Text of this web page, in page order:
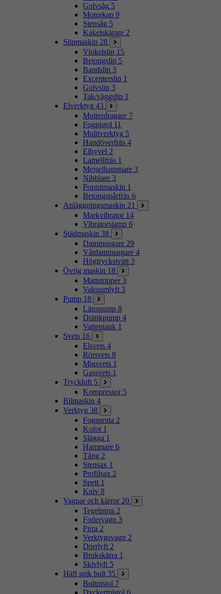
Golvsåg 5
Motorkap 9
Stensåg 5
Kakelskärare 2
Slipmaskin 28
Vinkelslip 15
Betongslip 5
Bandslip 3
Excenterslip 1
Golvslip 3
Tak/väggslip 1
Elverktyg 43
Mutterdragare 7
Fogpistol 11
Multiverktyg 5
Handöverfräs 4
Elhyvel 2
Lamellfräs 1
Mejselhammare 3
Nibblare 3
Popnitmaskin 1
Betongspårfräs 6
Anläggningsmaskin 21
Markvibrator 14
Vibratorstamp 6
Städmaskin 38
Dammsugare 29
Våtdammsugare 4
Högtryckstvätt 3
Övrig maskin 18
Mattstripper 3
Vakuumlyft 3
Pump 18
Länspump 8
Dränkpump 4
Vattentank 1
Svets 16
Elsvets 4
Rörsvets 8
Migsvets 1
Gassvets 1
Tryckluft 5
Kompressor 5
Bilmaskin 4
Verktyg 38
Fogspruta 2
Kofot 1
Slägga 1
Hammare 6
Tång 2
Stensax 1
Profilsax 2
Spett 1
Kniv 8
Vagnar och kärror 20
Tegelpirra 2
Fodervagn 3
Pirra 2
Verktygsvagn 2
Dörrlyft 2
Brukskärra 1
Skivlyft 5
Häft spik bult 35
Bultpistol 7